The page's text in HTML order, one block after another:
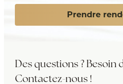
Prendre
Des questions ? Besoin
Contactez-nous !